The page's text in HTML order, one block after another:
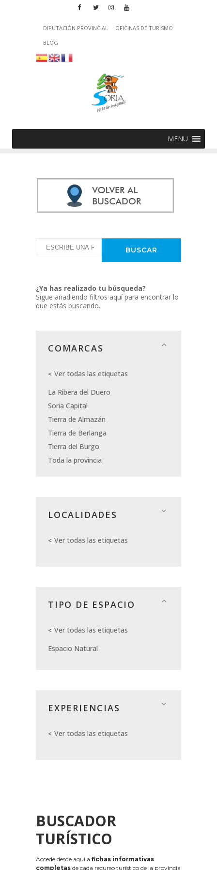
DIPUTACIÓN PROVINCIAL
OFICINAS DE TURISMO
BLOG
MENU
¿Ya has realizado tu búsqueda?
Sigue añadiendo filtros aquí para encontrar lo
que estás buscando.
COMARCAS
Ver todas las etiquetas
La Ribera del Duero
Soria Capital
Tierra de Almazán
Tierra de Berlanga
Tierra del Burgo
Toda la provincia
LOCALIDADES
Ver todas las etiquetas
TIPO DE ESPACIO
Ver todas las etiquetas
Espacio Natural
EXPERIENCIAS
Ver todas las etiquetas
BUSCADOR
TURÍSTICO
Accede desde aquí a fichas informativas
completas de cada recurso turístico de la provincia